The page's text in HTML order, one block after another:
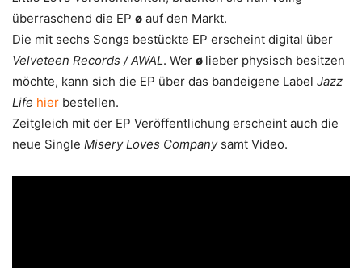
überraschend die EP ø auf den Markt.
Die mit sechs Songs bestückte EP erscheint digital über
Velveteen Records / AWAL. Wer ø lieber physisch besitzen
möchte, kann sich die EP über das bandeigene Label Jazz
Life hier bestellen.
Zeitgleich mit der EP Veröffentlichung erscheint auch die
neue Single Misery Loves Companysamt Video.